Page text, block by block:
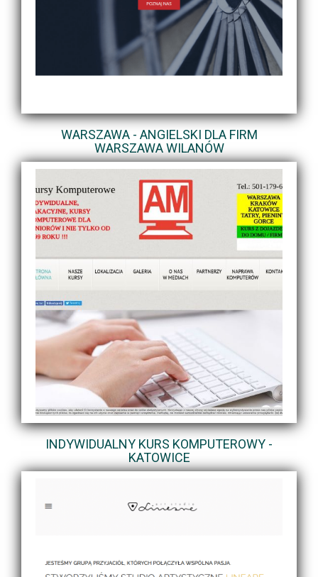
WARSZAWA - ANGIELSKI DLA FIRM
WARSZAWA WILANÓW
INDYWIDUALNY KURS KOMPUTEROWY -
KATOWICE